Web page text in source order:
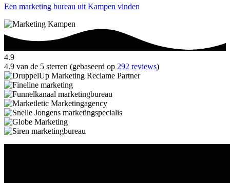
Een marketing bureau uit Kampen vinden
4.9
4.9 van de 5 sterren (gebaseerd op 292 reviews)